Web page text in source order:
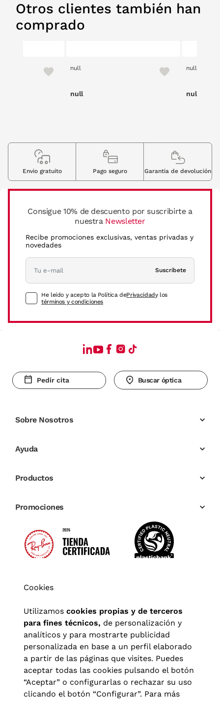
Otros clientes también han
comprado
null
null
null
null
Consigue 10% de descuento por suscribirte a
nuestra Newsletter
Recibe promociones exclusivas, ventas privadas y
novedades
Suscríbete
He leído y acepto la Política dePrivacidady los
términos y condiciones
Envio gratuito Pago seguro Garantia de devolución
Pedir cita Buscar óptica
Sobre Nosotros
Ayuda
Productos
Promociones
Cookies
Utilizamos cookies propias y de terceros
para fines técnicos, de personalización y
analíticos y para mostrarte publicidad
personalizada en base a un perfil elaborado
a partir de las páginas que visites. Puedes
aceptar todas las cookies pulsando el botón
“Aceptar” o configurarlas o rechazar su uso
clicando el botón “Configurar”. Para más